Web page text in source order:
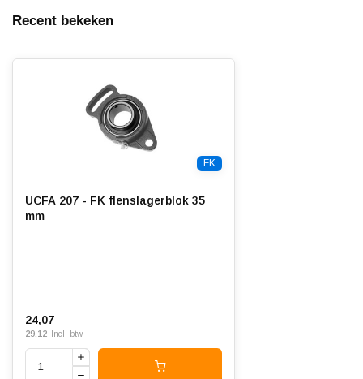
Recent bekeken
FK
UCFA 207 - FK flenslagerblok 35
mm
24,07
29,12 Incl. btw